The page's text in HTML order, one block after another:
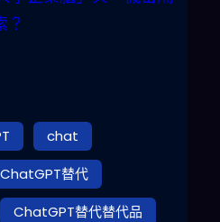
？
chat
ChatGPT替代
ChatGPT替代替代品